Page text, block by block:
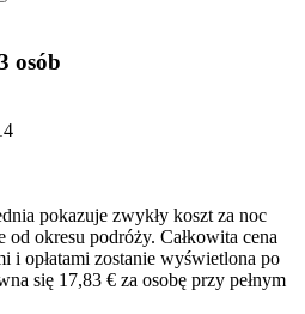
osób
pokazuje zwykły koszt za noc
okresu podróży. Całkowita cena
i opłatami zostanie wyświetlona po
się 17,83 € za osobę przy pełnym